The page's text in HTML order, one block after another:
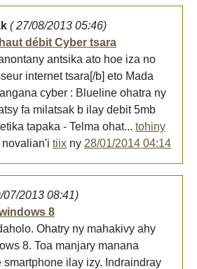
( 27/08/2013 05:46)
débit Cyber tsara
antsika ato hoe iza no
internet tsara[/b] eto Mada
cyber : Blueline ohatra ny
fa milatsak b ilay debit 5mb
tapaka - Telma ohat... tohiny
novalian'i tiix ny 28/01/2014 04:14
07/2013 08:41)
8
Ohatry ny mahakivy ahy
8. Toa manjary manana
smartphone ilay izy. Indraindray